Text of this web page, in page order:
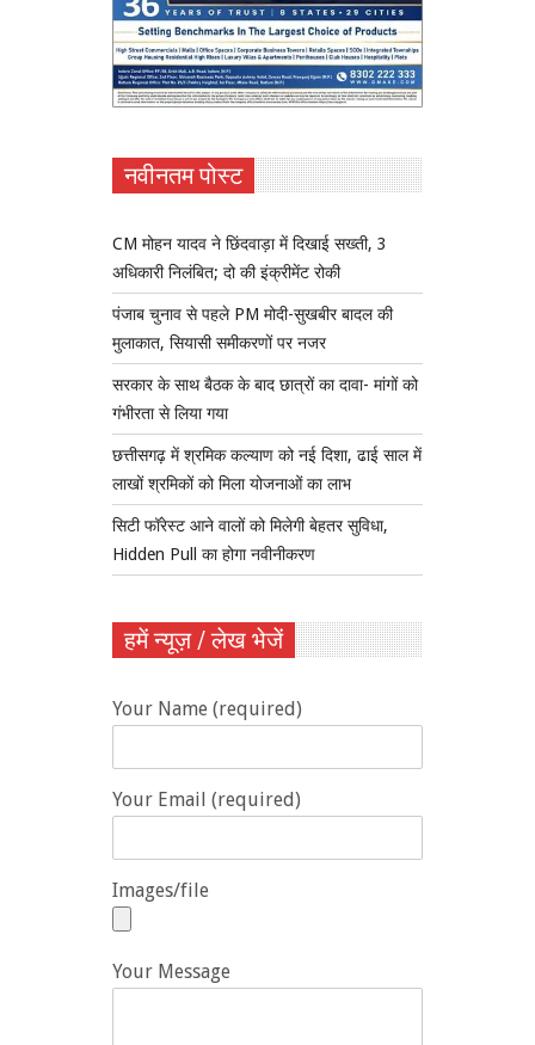
नवीनतम पोस्ट
CM मोहन यादव ने छिंदवाड़ा में दिखाई सख्ती, 3
अधिकारी निलंबित; दो की इंक्रीमेंट रोकी
पंजाब चुनाव से पहले PM मोदी-सुखबीर बादल की
मुलाकात, सियासी समीकरणों पर नजर
सरकार के साथ बैठक के बाद छात्रों का दावा- मांगों को
गंभीरता से लिया गया
छत्तीसगढ़ में श्रमिक कल्याण को नई दिशा, ढाई साल में
लाखों श्रमिकों को मिला योजनाओं का लाभ
सिटी फॉरेस्ट आने वालों को मिलेगी बेहतर सुविधा,
Hidden Pull का होगा नवीनीकरण
हमें न्यूज़ / लेख भेजें
Your Name (required)
Your Email (required)
Images/file
Your Message